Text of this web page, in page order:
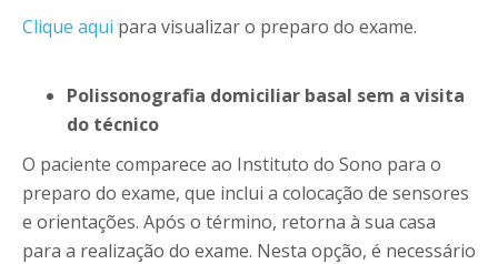
Clique aqui para visualizar o preparo do exame.
Polissonografia domiciliar basal sem a visita
do técnico
O paciente comparece ao Instituto do Sono para o
preparo do exame, que inclui a colocação de sensores
e orientações. Após o término, retorna à sua casa
para a realização do exame. Nesta opção, é necessário